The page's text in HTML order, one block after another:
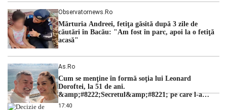
Observatornews.ro
Mărturia Andreei, fetiţa găsită după 3 zile de
căutări în Bacău: "Am fost în parc, apoi la o fetiţă
acasă"
As.ro
Cum se menţine în formă soţia lui Leonard
Doroftei, la 51 de ani.
&amp;#8222;Secretul&amp;#8221; pe care l-a
dezvăluit
17:40